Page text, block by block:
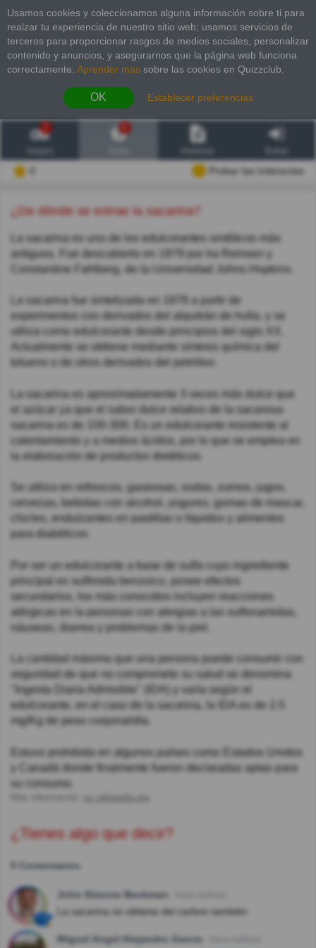
Usamos cookies y coleccionamos alguna información sobre ti para
realzar tu experiencia de nuestro sitio web; usamos servicios de
terceros para proporcionar rasgos de medios sociales, personalizar
contenido y anuncios, y asegurarnos que la página web funciona
correctamente. Aprender más sobre las cookies en Quizzclub.
OK Establecer preferencias
2
Probar las inderectas
¿De dónde se extrae la sacarina?
La sacarina es uno de los edulcorantes sintéticos más
antiguos. Fue descubierto en 1879 por Ira Remsen y
Constantine Fahlberg, de la Universidad Johns Hopkins.
La sacarina fue sintetizada en 1878 a partir de
experimentos con derivados del alquitrán de hulla, y se
utiliza como edulcorante desde principios del siglo XX.
Actualmente se obtiene mediante síntesis química del
tolueno o de otros derivados del petróleo.
La sacarina es aproximadamente 3 veces más dulce que
el azúcar ya que el sabor dulce relativo de la sacarosa-
sacarina es de 100-300. Es un edulcorante resistente al
calentamiento y a medios ácidos, por lo que se emplea en
la elaboración de productos dietéticos.
Se utiliza en refrescos, gaseosas, sodas, zumos, jugos,
cervezas, bebidas con alcohol, yogures, gomas de mascar,
chicles, endulzantes en pastillas o líquidos y alimentos
para diabéticos.
Por ser un edulcorante a base de sulfa cuyo ingrediente
principal es sulfimida benzoico, posee efectos
secundarios, los más conocidos incluyen reacciones
alérgicas en la personas con alergias a las sulfonamidas,
náuseas, diarrea y problemas de la piel.
La cantidad máxima que una persona puede consumir con
seguridad de que no compromete su salud se denomina
"Ingesta Diaria Admisible" (IDA) y varía según el
edulcorante, en el caso de la sacarina, la IDA es de 2.5
mg/Kg de peso corporal/día.
Estuvo prohibida en algunos países como Estados Unidos
y Canadá donde finalmente fueron declaradas aptas para
su consumo.
es.wikipedia.org
¿Tienes algo que decir?
5 Comentarios
John Etienne Beckman
La sacarina se obtiene del carbon también
Miguel Angel Alejandro Garcia